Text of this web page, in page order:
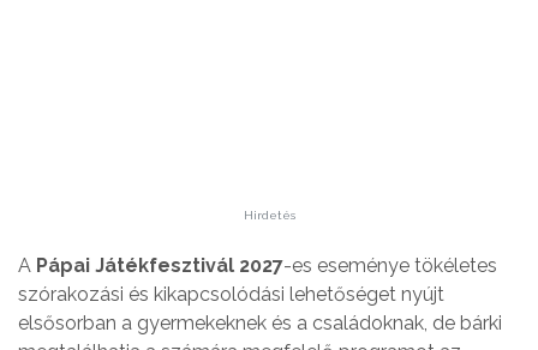
Hirdetés
A Pápai Játékfesztivál 2027-es eseménye tökéletes
szórakozási és kikapcsolódási lehetőséget nyújt
elsősorban a gyermekeknek és a családoknak, de bárki